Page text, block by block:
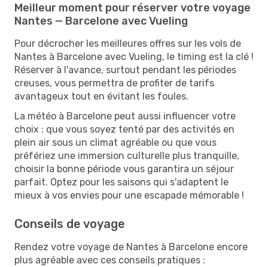
Meilleur moment pour réserver votre voyage
Nantes — Barcelone avec Vueling
Pour décrocher les meilleures offres sur les vols de
Nantes à Barcelone avec Vueling, le timing est la clé !
Réserver à l'avance, surtout pendant les périodes
creuses, vous permettra de profiter de tarifs
avantageux tout en évitant les foules.
La météo à Barcelone peut aussi influencer votre
choix : que vous soyez tenté par des activités en
plein air sous un climat agréable ou que vous
préfériez une immersion culturelle plus tranquille,
choisir la bonne période vous garantira un séjour
parfait. Optez pour les saisons qui s'adaptent le
mieux à vos envies pour une escapade mémorable !
Conseils de voyage
Rendez votre voyage de Nantes à Barcelone encore
plus agréable avec ces conseils pratiques :